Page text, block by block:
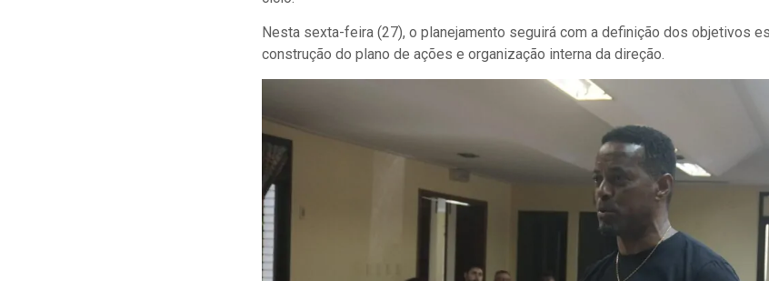
Nesta sexta-feira (27), o planejamento seguirá com a definição dos objetivos
construção do plano de ações e organização interna da direção.